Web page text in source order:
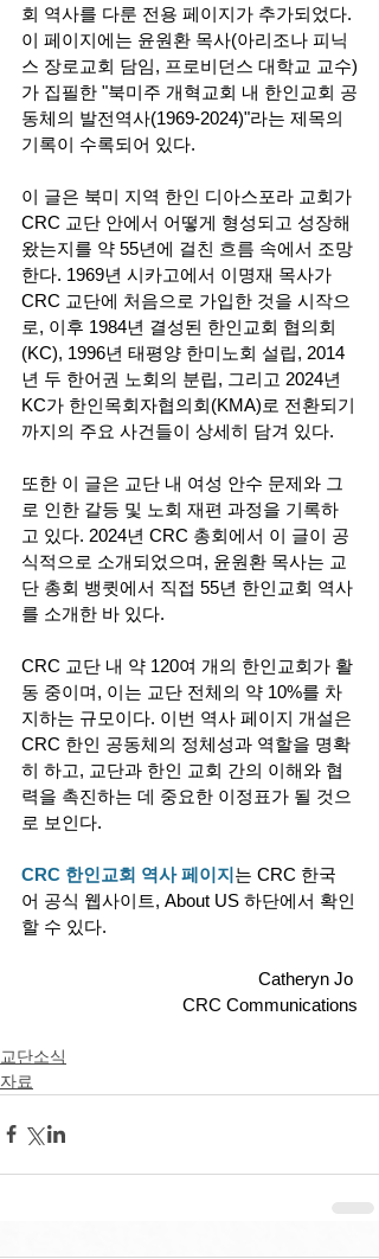
회 역사를 다룬 전용 페이지가 추가되었다.
이 페이지에는 윤원환 목사(아리조나 피닉
스 장로교회 담임, 프로비던스 대학교 교수)
가 집필한 "북미주 개혁교회 내 한인교회 공
동체의 발전역사(1969-2024)"라는 제목의
기록이 수록되어 있다.
이 글은 북미 지역 한인 디아스포라 교회가
CRC 교단 안에서 어떻게 형성되고 성장해
왔는지를 약 55년에 걸친 흐름 속에서 조망
한다. 1969년 시카고에서 이명재 목사가
CRC 교단에 처음으로 가입한 것을 시작으
로, 이후 1984년 결성된 한인교회 협의회
(KC), 1996년 태평양 한미노회 설립, 2014
년 두 한어권 노회의 분립, 그리고 2024년
KC가 한인목회자협의회(KMA)로 전환되기
까지의 주요 사건들이 상세히 담겨 있다.
또한 이 글은 교단 내 여성 안수 문제와 그
로 인한 갈등 및 노회 재편 과정을 기록하
고 있다. 2024년 CRC 총회에서 이 글이 공
식적으로 소개되었으며, 윤원환 목사는 교
단 총회 뱅큇에서 직접 55년 한인교회 역사
를 소개한 바 있다.
CRC 교단 내 약 120여 개의 한인교회가 활
동 중이며, 이는 교단 전체의 약 10%를 차
지하는 규모이다. 이번 역사 페이지 개설은
CRC 한인 공동체의 정체성과 역할을 명확
히 하고, 교단과 한인 교회 간의 이해와 협
력을 촉진하는 데 중요한 이정표가 될 것으
로 보인다.
CRC 한인교회 역사 페이지는 CRC 한국
어 공식 웹사이트, About US 하단에서 확인
할 수 있다.
Catheryn Jo
CRC Communications
교단소식
자료